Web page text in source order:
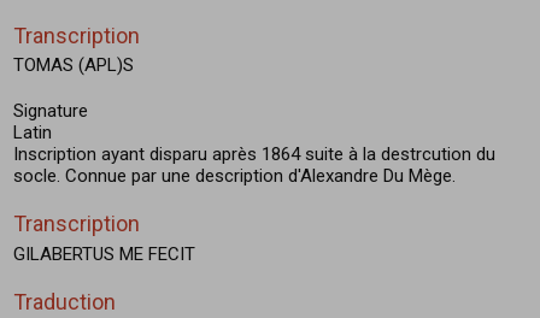
Transcription
TOMAS (APL)S
Signature
Latin
Inscription ayant disparu après 1864 suite à la destrcution du
socle. Connue par une description d'Alexandre Du Mège.
Transcription
GILABERTUS ME FECIT
Traduction